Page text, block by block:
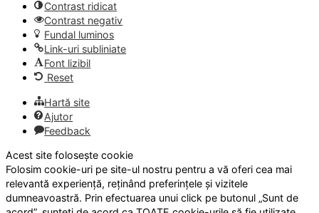
Contrast ridicat
Contrast negativ
Fundal luminos
Link-uri subliniate
Font lizibil
Reset
Hartă site
Ajutor
Feedback
Acest site folosește cookie
Folosim cookie-uri pe site-ul nostru pentru a vă oferi cea mai
relevantă experiență, reținând preferințele și vizitele
dumneavoastră. Prin efectuarea unui click pe butonul „Sunt de